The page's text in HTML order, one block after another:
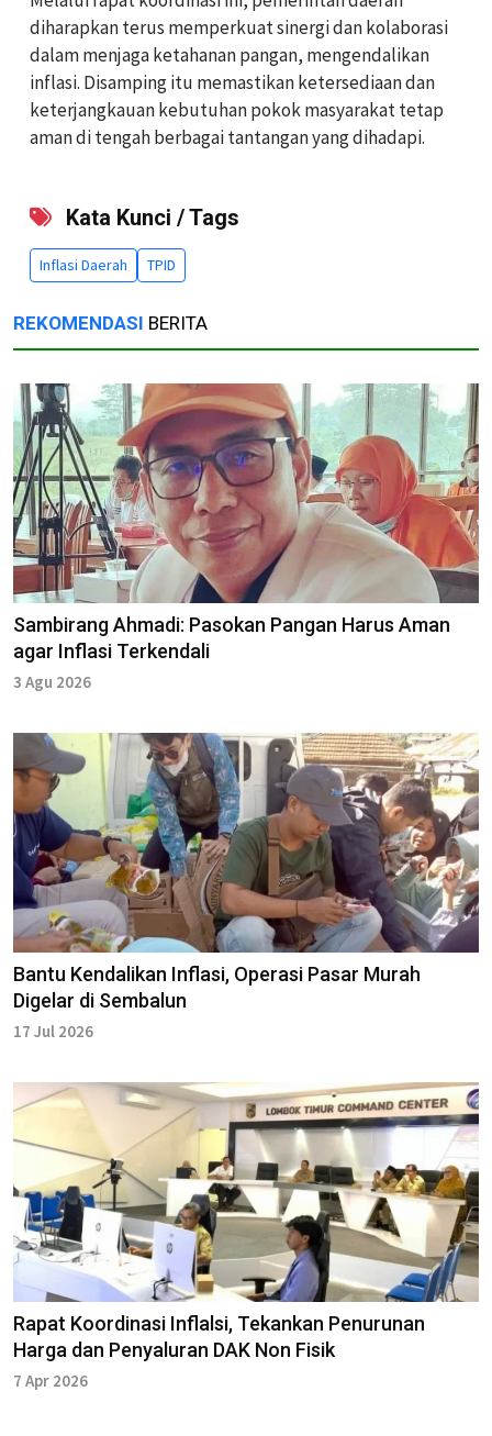
diharapkan terus memperkuat sinergi dan kolaborasi
dalam menjaga ketahanan pangan, mengendalikan
inflasi. Disamping itu memastikan ketersediaan dan
keterjangkauan kebutuhan pokok masyarakat tetap
aman di tengah berbagai tantangan yang dihadapi.
Kata Kunci / Tags
Inflasi Daerah TPID
REKOMENDASI BERITA
Sambirang Ahmadi: Pasokan Pangan Harus Aman
agar Inflasi Terkendali
3 Agu 2026
Bantu Kendalikan Inflasi, Operasi Pasar Murah
Digelar di Sembalun
17 Jul 2026
Rapat Koordinasi Inflalsi, Tekankan Penurunan
Harga dan Penyaluran DAK Non Fisik
7 Apr 2026